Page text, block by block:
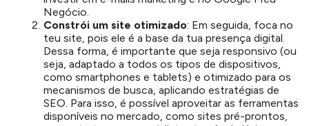
Negócio.
Constrói um site otimizado: Em seguida, foca no
teu site, pois ele é a base da tua presença digital.
Dessa forma, é importante que seja responsivo (ou
seja, adaptado a todos os tipos de dispositivos,
como smartphones e tablets) e otimizado para os
mecanismos de busca, aplicando estratégias de
SEO. Para isso, é possível aproveitar as ferramentas
disponíveis no mercado, como sites pré-prontos,